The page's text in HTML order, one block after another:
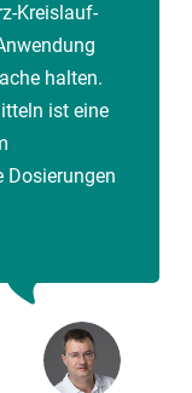
Kreislauf-
halten.
ist eine
Dosierungen